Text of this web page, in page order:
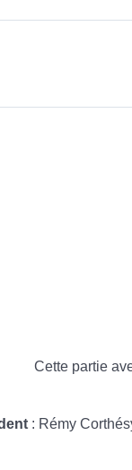
Cette partie
: Rémy